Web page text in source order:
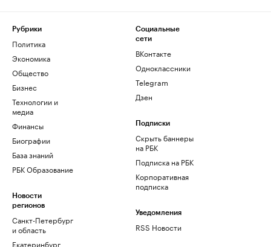
Рубрики
Политика
Экономика
Общество
Бизнес
Технологии и
медиа
Финансы
Биографии
База знаний
РБК Образование
Новости
регионов
Санкт-Петербург
и область
Екатеринбург
Социальные
сети
ВКонтакте
Одноклассники
Telegram
Дзен
Подписки
Скрыть баннеры
на РБК
Подписка на РБК
Корпоративная
подписка
Уведомления
RSS Новости